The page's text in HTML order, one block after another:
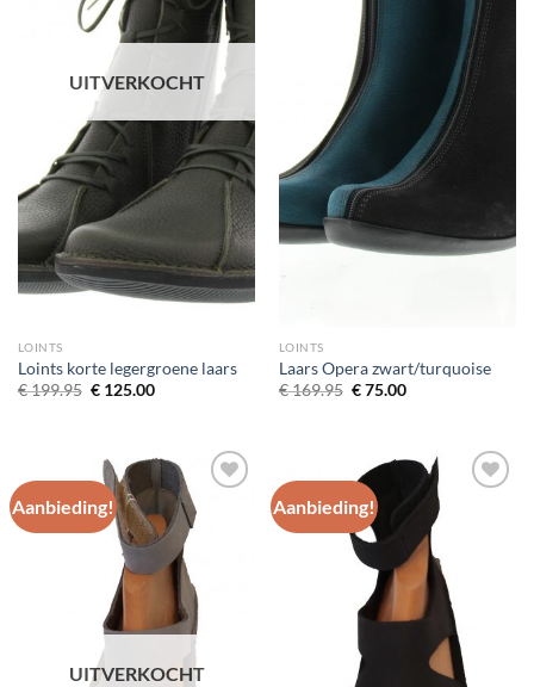
UITVERKOCHT
LOINTS
Loints korte legergroene laars
€199.95 Oorspronkelijke
€125.00Huidige
LOINTS
Laars Opera zwart/turquoise
€169.95 Oorspronkelijke
€75.00Huidige
Aanbieding!
Toevoegen
wenslijst
UITVERKOCHT
Aanbieding!
Toevoegen